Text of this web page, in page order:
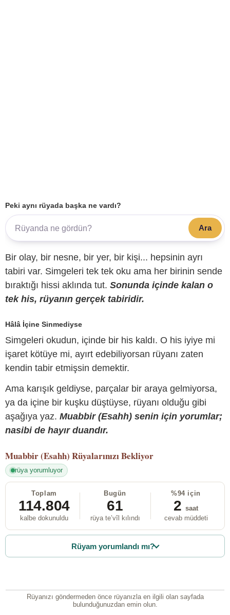
Peki aynı rüyada başka ne vardı?
Ara
Bir olay, bir nesne, bir yer, bir kişi... hepsinin ayrı
tabiri var. Simgeleri tek tek oku ama her birinin sende
bıraktığı hissi aklında tut. Sonunda içinde kalan o
tek his, rüyanın gerçek tabiridir.
Hâlâ İçine Sinmediyse
Simgeleri okudun, içinde bir his kaldı. O his iyiye mi
işaret kötüye mi, ayırt edebiliyorsan rüyanı zaten
kendin tabir etmişsin demektir.
Ama karışık geldiyse, parçalar bir araya gelmiyorsa,
ya da içine bir kuşku düştüyse, rüyanı olduğu gibi
aşağıya yaz. Muabbir (Esahh) senin için yorumlar;
nasibi de hayır duandır.
Muabbir (Esahh) Rüyalarınızı Bekliyor
rüya yorumluyor
Toplam
114.804
kalbe dokunuldu
Bugün
61
rüya te’vîl kılındı
%94 için
2 saat
cevab müddeti
Rüyam yorumlandı mı?
Rüyanızı göndermeden önce rüyanızla en ilgili olan sayfada
bulunduğunuzdan emin olun.